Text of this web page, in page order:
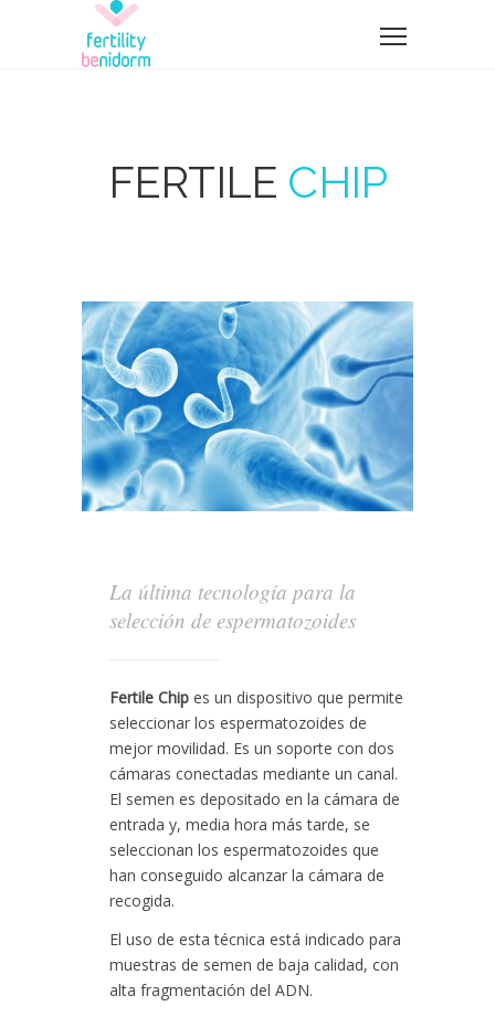
FERTILE CHIP
La última tecnología para la
selección de espermatozoides
Fertile Chip es un dispositivo que permite
seleccionar los espermatozoides de
mejor movilidad. Es un soporte con dos
cámaras conectadas mediante un canal.
El semen es depositado en la cámara de
entrada y, media hora más tarde, se
seleccionan los espermatozoides que
han conseguido alcanzar la cámara de
recogida.
El uso de esta técnica está indicado para
muestras de semen de baja calidad, con
alta fragmentación del ADN.